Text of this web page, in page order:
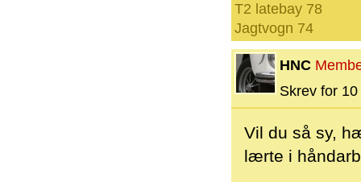
T2 latebay 78
Jagtvogn 74
HNC
Skrev for
Vil du så sy,
lærte i